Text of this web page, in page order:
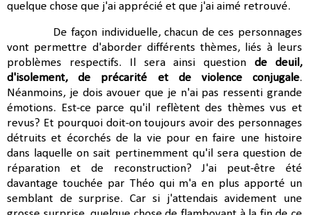
quelque chose que j'ai apprécié et que j'ai aimé retrouvé.
De façon individuelle, chacun de ces personnages
vont permettre d'aborder différents thèmes, liés à leurs
problèmes respectifs. Il sera ainsi questionde deuil,
d'isolement, de précarité et de violence conjugale.
Néanmoins, je dois avouer que je n'ai pas ressenti grande
émotions. Est-ce parce qu'il reflètent des thèmes vus et
revus? Et pourquoi doit-on toujours avoir des personnages
détruits et écorchés de la vie pour en faire une histoire
dans laquelle on sait pertinemment qu'il sera question de
réparation et de reconstruction? J'ai peut-être été
davantage touchée par Théo qui m'a en plus apporté un
semblant de surprise. Car si j'attendais avidement une